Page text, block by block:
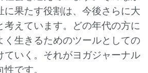
に果たす役割は、今後さらに大
考えています。どの年代の方に
く生きるためのツールとしての
ていく。それがヨガジャーナル
です。